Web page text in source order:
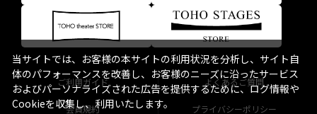
ご利用ガイド よくあるご質問
会員規約 プライバシーポリシー
当サイトでは、お客様の本サイトの利用状況を分析し、サイト自
体のパフォーマンスを改善し、お客様のニーズに沿ったサービス
およびパーソナライズされた広告を提供するために、ログ情報や
Cookieを収集し、利用いたします。